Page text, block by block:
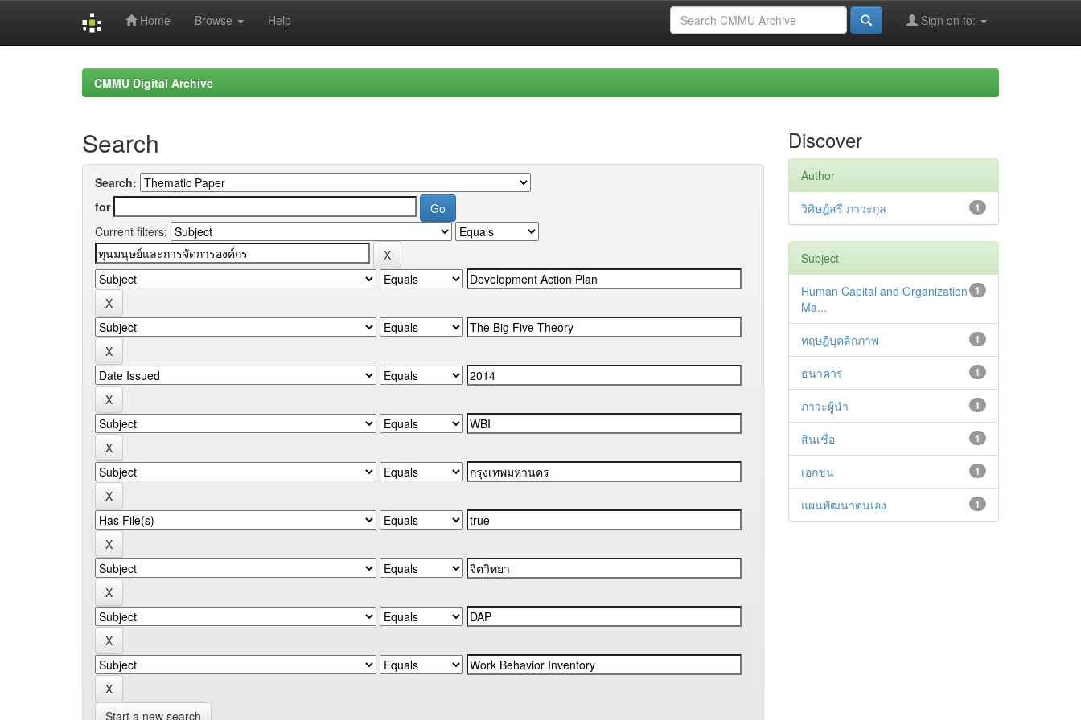
Home Browse Help Sign on to:
CMMU Digital Archive
Search
Search:
for
Current filters:
Start a new search
Discover
Author
1
วิศิษฎ์สรี ภาวะกุล
Subject
1
Human Capital and Organization
Ma...
1
ทฤษฎีบุคลิกภาพ
1
ธนาคาร
1
ภาวะผู้นำ
1
สินเชื่อ
1
เอกชน
1
แผนพัฒนาตนเอง